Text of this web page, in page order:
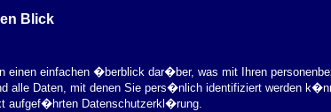
Blick
einen einfachen �berblick dar�ber, was mit Ihren
alle Daten, mit denen Sie pers�nlich identifiziert werden
aufgef�hrten Datenschutzerkl�rung.